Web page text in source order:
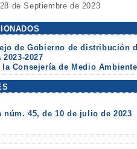
de Septiembre de 2023
de Gobierno de distribución
2027
Consejería de Medio Ambiente
núm. 45, de 10 de julio de 2023